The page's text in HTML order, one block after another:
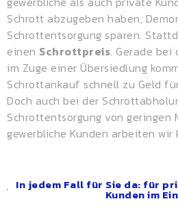
Schrott abzugeben haben,
Schrottentsorgung sparen.
einen Schrottpreis. Gerade bei
im Zuge einer Übersiedlung
Schrottankauf schnell zu Geld
Doch auch bei der
Schrottentsorgung von geringen
gewerbliche Kunden arbeiten wir
In jedem Fall für Sie da: für
Kunden im